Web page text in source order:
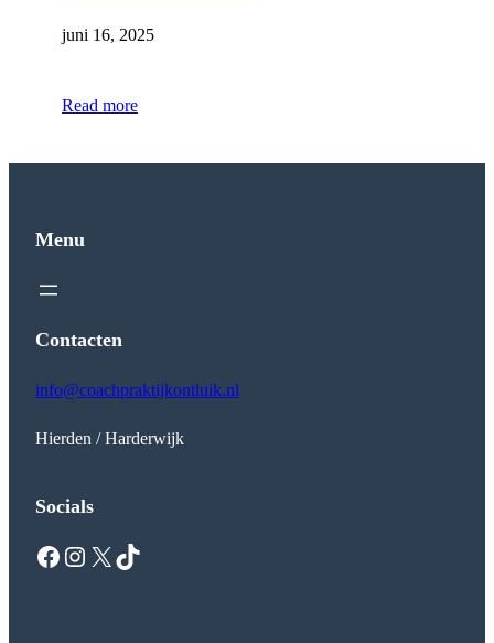
juni 16, 2025
Read more
Menu
Contacten
info@coachpraktijkontluik.nl
Hierden / Harderwijk
Socials
Facebook Instagram X TikTok